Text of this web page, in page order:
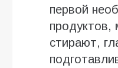
первой
продуктов,
стирают,